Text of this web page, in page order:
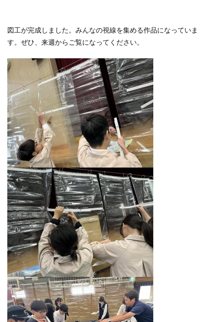
図工が完成しました。みんなの視線を集める作品になっていま
す。ぜひ、来週からご覧になってください。